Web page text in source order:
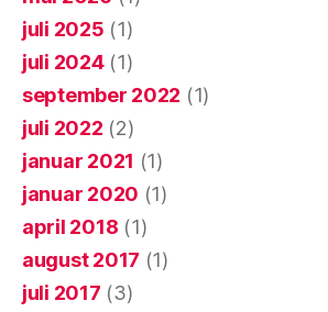
juli 2025 (1)
juli 2024(1)
september 2022 (1)
juli 2022 (2)
januar 2021 (1)
januar 2020 (1)
april 2018 (1)
august 2017 (1)
juli 2017 (3)